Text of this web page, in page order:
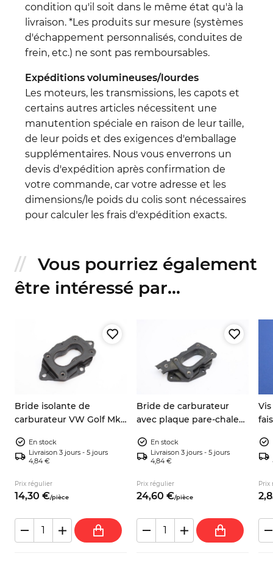
condition qu'il soit dans le même état qu'à la
livraison. *Les produits sur mesure (systèmes
d'échappement personnalisés, conduites de
frein, etc.) ne sont pas remboursables.
Expéditions volumineuses/lourdes
Les moteurs, les transmissions, les capots et
certains autres articles nécessitent une
manutention spéciale en raison de leur taille,
de leur poids et des exigences d'emballage
supplémentaires. Nous vous enverrons un
devis d'expédition après confirmation de
votre commande, car votre adresse et les
dimensions/le poids du colis sont nécessaires
pour calculer les frais d'expédition exacts.
Vous pourriez également
être intéressé par...
Bride isolante de
carburateur VW Golf Mk1
Scirocco 027129761
En stock
Livraison 3 jours - 5 jours
4,84 €
Prix régulier
14,30 €/pièce
Bride de carburateur
avec plaque pare-chaleur
Passat Scirocco
En stock
Livraison 3 jours - 5 jours
4,84 €
Prix régulier
24,60 €/pièce
T3
Prix
2,